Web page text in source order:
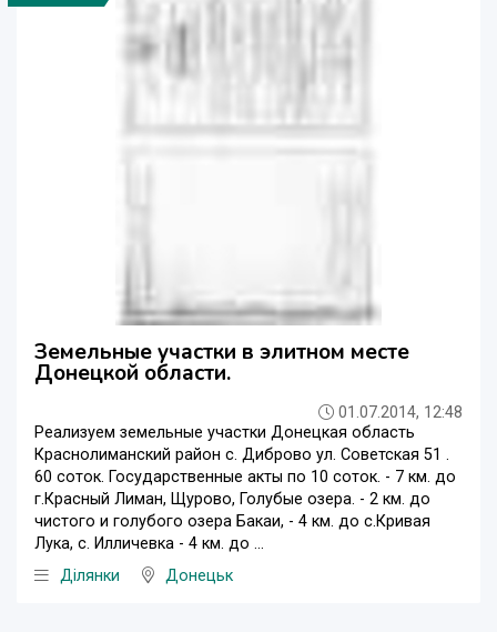
Земельные участки в элитном месте
Донецкой области.
01.07.2014, 12:48
Реализуем земельные участки Донецкая область
Краснолиманский район с. Диброво ул. Советская 51 .
60 соток. Государственные акты по 10 соток. - 7 км. до
г.Красный Лиман, Щурово, Голубые озера. - 2 км. до
чистого и голубого озера Бакаи, - 4 км. до с.Кривая
Лука, с. Илличевка - 4 км. до ...
Ділянки
Донецьк